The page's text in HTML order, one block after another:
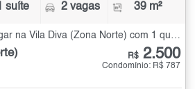
suíte 2 vagas 39 m²
Apartamento para Alugar na Vila Diva (Zona Norte) com 1 quarto - 39 m²
R$ 2.500
Condomínio: R$ 787